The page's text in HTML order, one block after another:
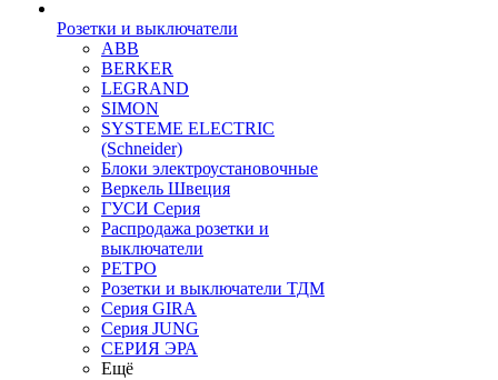
Розетки и выключатели
ABB
BERKER
LEGRAND
SIMON
SYSTEME ELECTRIC
(Schneider)
Блоки электроустановочные
Веркель Швеция
ГУСИ Серия
Распродажа розетки и
выключатели
РЕТРО
Розетки и выключатели ТДМ
Серия GIRA
Серия JUNG
СЕРИЯ ЭРА
Ещё